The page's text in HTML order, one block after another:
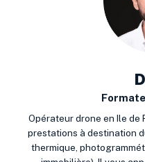
Opérateur drone en Ile de
prestations à destination
thermique,